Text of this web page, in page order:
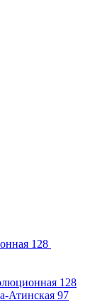
128
128
Атинская 97